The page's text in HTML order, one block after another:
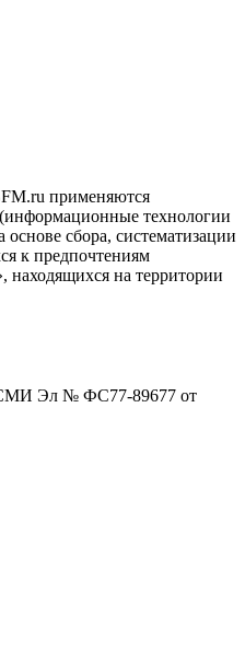
применяются
технологии
сбора, систематизации
к предпочтениям
находящихся на территории
СМИ Эл № ФС77-89677 от